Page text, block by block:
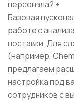
персонала? +
Базовая
работе с
поставки. Для
(например,
предлагаем
настройка под
сотрудников с